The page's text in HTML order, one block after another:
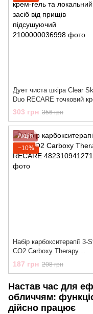
Дует чиста шкіра Clear
Duo RECARE точковий
гель та локальний засіб
прищів підсушуючий
303 грн 356 грн
Акція
−10%
Набір карбокситерапії 3-
CO2 Carboxy Therapy
RECARE
187 грн 208 грн
Настав час для
обличчям:
дійсно працює